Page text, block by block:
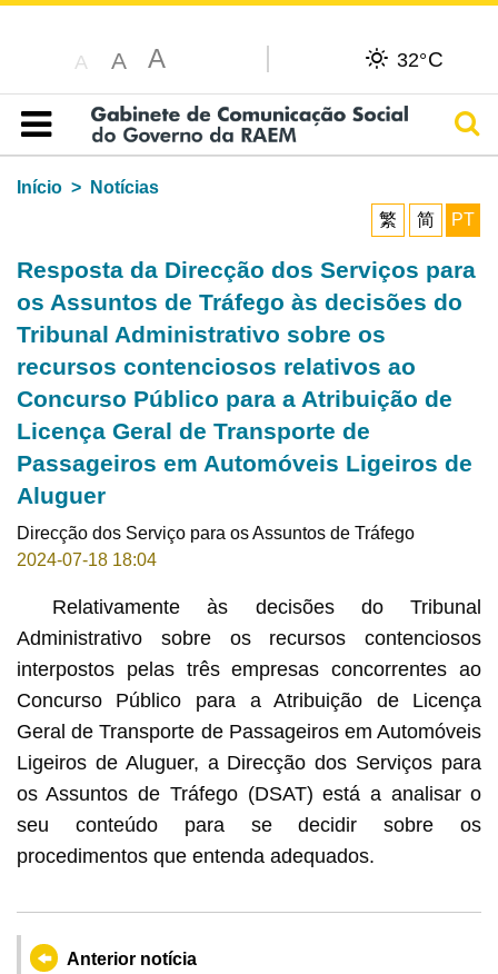
A A A 32°C
Índice
Início
Notícias
繁
简 PT
Resposta da Direcção dos Serviços para
os Assuntos de Tráfego às decisões do
Tribunal Administrativo sobre os
recursos contenciosos relativos ao
Concurso Público para a Atribuição de
Licença Geral de Transporte de
Passageiros em Automóveis Ligeiros de
Aluguer
Direcção dos Serviço para os Assuntos de Tráfego
2024-07-18 18:04
Relativamente às decisões do Tribunal
Administrativo sobre os recursos contenciosos
interpostos pelas três empresas concorrentes ao
Concurso Público para a Atribuição de Licença
Geral de Transporte de Passageiros em Automóveis
Ligeiros de Aluguer, a Direcção dos Serviços para
os Assuntos de Tráfego (DSAT) está a analisar o
seu conteúdo para se decidir sobre os
procedimentos que entenda adequados.
Anterior notícia